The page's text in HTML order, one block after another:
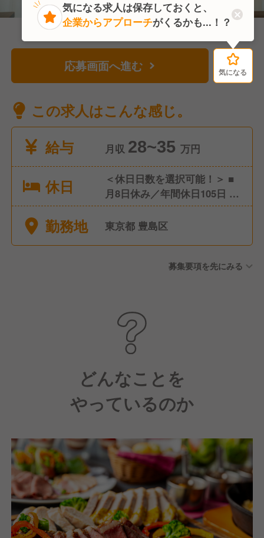
応募画面へ進む 気になる
この求人はこんな感じ。
給与
月収 28~35 万円
休日
＜休日日数を選択可能！＞ ■
月8日休み／年間休日105日 ■
月9日休み／年間休日117日 ■
月10日休み／年間休日129日
き4日間は自由に休暇を取得可
暇を取得可能） 〇5連休必須
制度（1年に1度以上5連休を取
得／有給）※役職・社歴に関係
なく全社員が対象 〇慶弔休暇
〇有給休暇 〇産前・産後休暇
（取得実績有） 〇育児休暇
（取得実績多数／男性・女性
社員共に育休取得率100％達
制度（母国への帰国に伴う休
みは最大連続30日間）※規定
有
勤務地 東京都 豊島区
募集要項を先にみる
どんなことを
やっているのか
気になる
気になる求人は保存しておくと、
企業からアプローチがくるかも...！？